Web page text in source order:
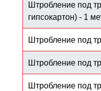
Штробление под
гипсокартон) - 1
Штробление под
Штробление под
Штробление под